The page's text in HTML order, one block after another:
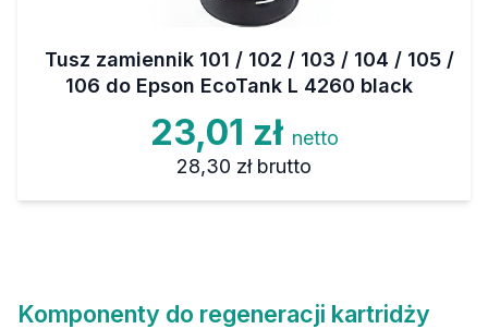
Tusz zamiennik 101 / 102 / 103 / 104 / 105 /
106 do Epson EcoTank L 4260 black
23,01 zł netto
28,30 zł brutto
Komponenty do regeneracji kartridży